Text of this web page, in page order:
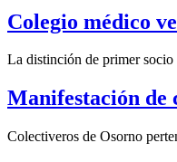
Colegio médico
La distinción de primer
Manifestación de
Colectiveros de Osorno